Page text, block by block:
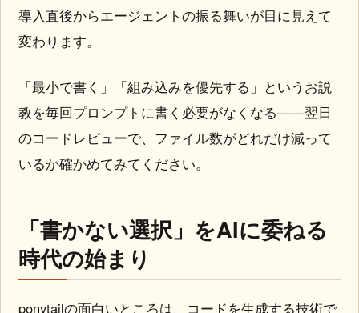
導入直後からエージェントの振る舞いが目に見えて
変わります。
「最小で書く」「組み込みを優先する」というお説
教を毎回プロンプトに書く必要がなくなる——翌日
のコードレビューで、ファイル数がどれだけ減って
いるか確かめてみてください。
「書かない選択」をAIに委ねる
時代の始まり
ponytailの面白いところは、コードを生成する技術で